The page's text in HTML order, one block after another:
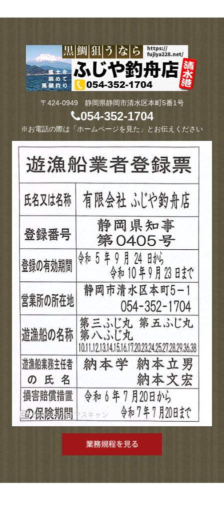
〒424-0949 静岡県静岡市清水区本町5番1号
054-352-1704
※お電話の際は「ホームページを見た」とお伝えください